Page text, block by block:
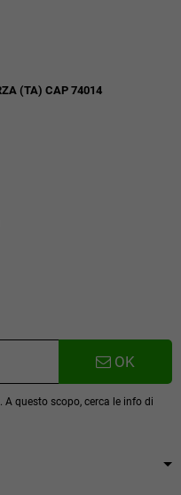
(TA) CAP 74014
OK
questo scopo, cerca le info di